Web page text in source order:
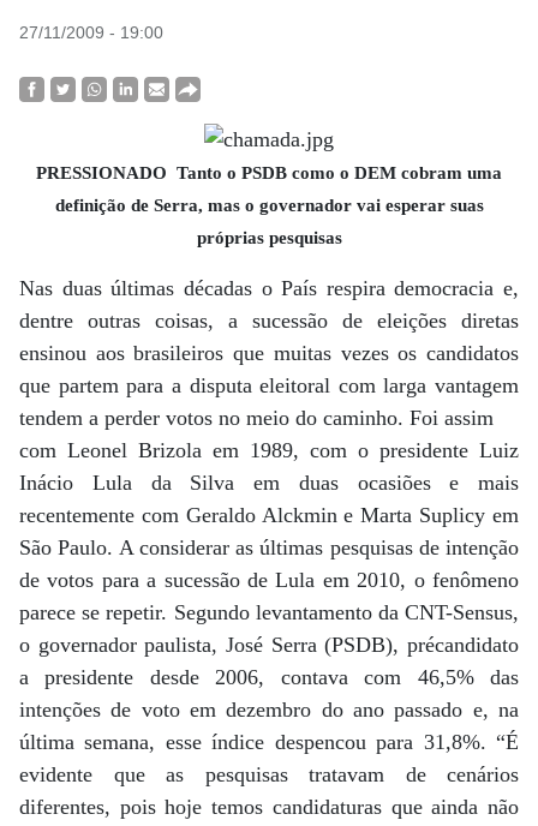
27/11/2009 - 19:00
PRESSIONADO Tanto o PSDB como o DEM cobram uma
definição de Serra, mas o governador vai esperar suas
próprias pesquisas
Nas duas últimas décadas o País respira democracia e,
dentre outras coisas, a sucessão de eleições diretas
ensinou aos brasileiros que muitas vezes os candidatos
que partem para a disputa eleitoral com larga vantagem
tendem a perder votos no meio do caminho. Foi assim
com Leonel Brizola em 1989, com o presidente Luiz
Inácio Lula da Silva em duas ocasiões e mais
recentemente com Geraldo Alckmin e Marta Suplicy em
São Paulo. A considerar as últimas pesquisas de intenção
de votos para a sucessão de Lula em 2010, o fenômeno
parece se repetir. Segundo levantamento da CNT-Sensus,
o governador paulista, José Serra (PSDB), précandidato
a presidente desde 2006, contava com 46,5% das
intenções de voto em dezembro do ano passado e, na
última semana, esse índice despencou para 31,8%. “É
evidente que as pesquisas tratavam de cenários
diferentes, pois hoje temos candidaturas que ainda não